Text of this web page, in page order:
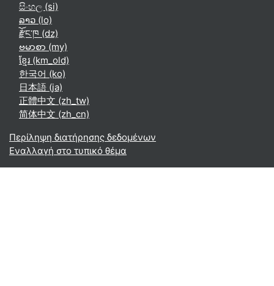
සිංහල ‎(si)‎
ລາວ ‎(lo)‎
རྫོང་ཁ ‎(dz)‎
ဗမာစာ ‎(my)‎
ខ្មែរ ‎(km_old)‎
한국어 ‎(ko)‎
日本語 ‎(ja)‎
正體中文 ‎(zh_tw)‎
简体中文 ‎(zh_cn)‎
Περίληψη διατήρησης δεδομένων
Εναλλαγή στο τυπικό θέμα